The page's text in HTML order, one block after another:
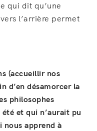
qui dit qu’une
l’arrière permet
(accueillir nos
d’en désamorcer la
philosophes
et qui n’aurait pu
nous apprend à